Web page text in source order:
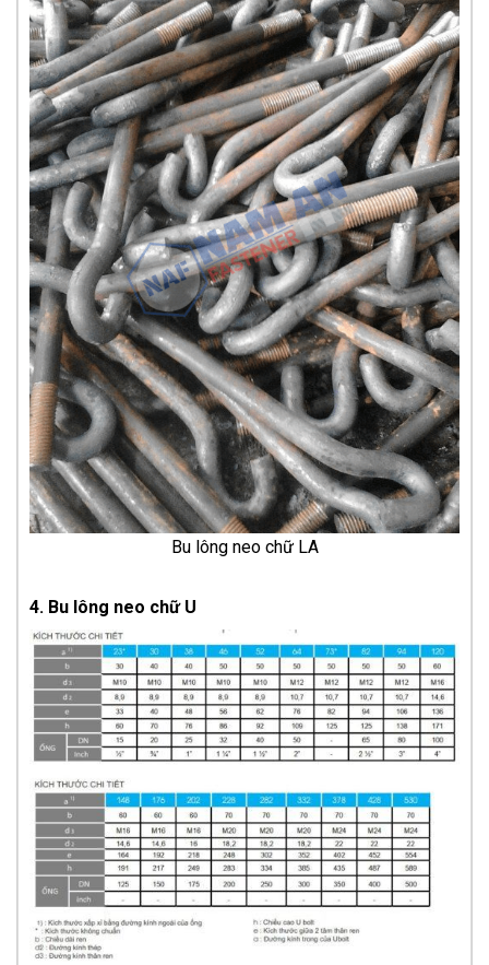
Bu lông neo chữ LA
4. Bu lông neo chữ U